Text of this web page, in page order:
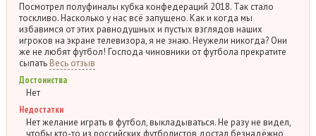
Посмотрел полуфиналы кубка конфедераций 2018. Так стало
тоскливо. Насколько у нас всё запущено. Как и когда мы
избавимся от этих равнодушных и пустых взглядов наших
игроков на экране телевизора, я не знаю. Неужели никогда? Они
же не любят футбол! Господа чиновники от футбола прекратите
сыпать Весь отзыв
Достоинства
Нет
Недостатки
Нет желание играть в футбол, выкладываться. Не разу не видел,
чтобы кто-то из российских футболистов достал безнадёжно